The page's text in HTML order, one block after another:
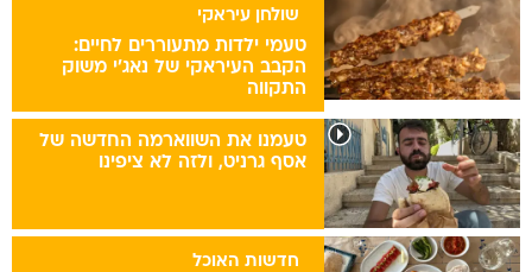
שולחן עיראקי
טעמי ילדות מתעוררים לחיים:
הקבב העיראקי של נאג׳י משוק
התקווה
טעמנו את השווארמה החדשה של
אסף גרניט, ולזה לא ציפינו
חדשות האוכל